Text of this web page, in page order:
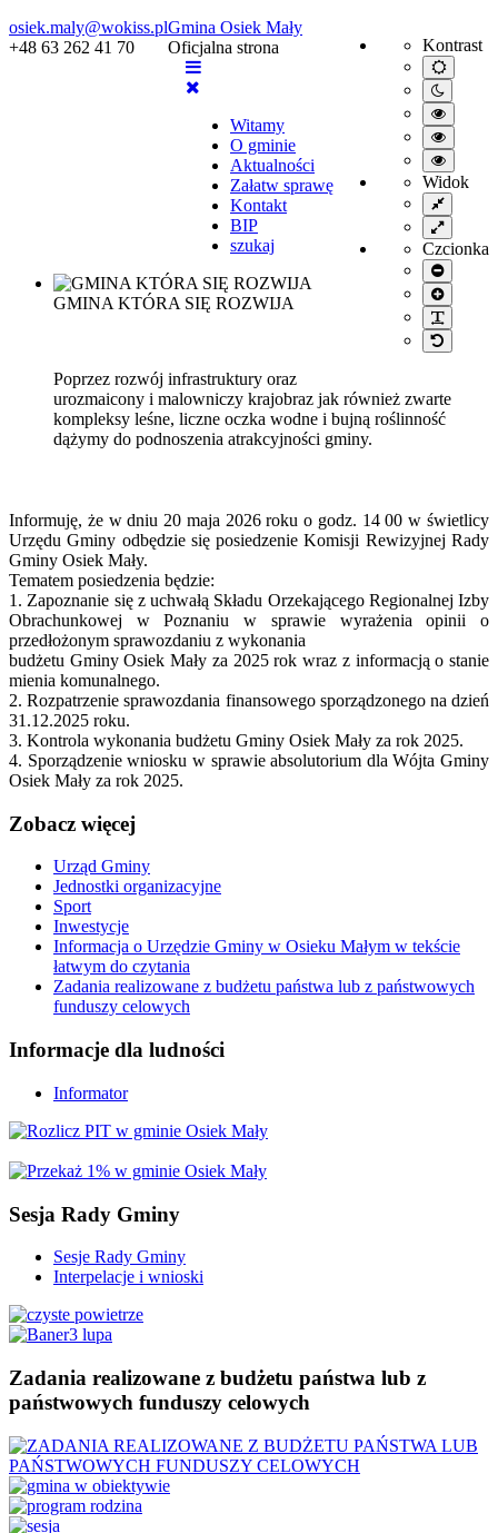
osiek.maly@wokiss.pl
+48 63 262 41 70
Kontrast
Default
mode
Night
mode
High
contrast
black/
mode.
High
contrast
black/
mode.
High
contrast
yellow/
mode.
Widok
Fixed
layout
Wide
layout
Czcionka
Smaller
font
Larger
font
Default
font
Gmina Osiek Mały
Oficjalna strona
Witamy
O gminie
Aktualności
Załatw sprawę
Kontakt
BIP
szukaj
GMINA KTÓRA SIĘ ROZWIJA
Poprzez rozwój infrastruktury oraz
urozmaicony i malowniczy krajobraz jak również zwarte
kompleksy leśne, liczne oczka wodne i bujną roślinność
dążymy do podnoszenia atrakcyjności gminy.
Informuję, że w dniu 20 maja 2026 roku o godz. 14 00 w świetlicy
Urzędu Gminy odbędzie się posiedzenie Komisji Rewizyjnej Rady
Gminy Osiek Mały.
Tematem posiedzenia będzie:
1. Zapoznanie się z uchwałą Składu Orzekającego Regionalnej Izby
Obrachunkowej w Poznaniu w sprawie wyrażenia opinii o
przedłożonym sprawozdaniu z wykonania
budżetu Gminy Osiek Mały za 2025 rok wraz z informacją o stanie
mienia komunalnego.
2. Rozpatrzenie sprawozdania finansowego sporządzonego na dzień
31.12.2025 roku.
3. Kontrola wykonania budżetu Gminy Osiek Mały za rok 2025.
4. Sporządzenie wniosku w sprawie absolutorium dla Wójta Gminy
Osiek Mały za rok 2025.
Zobacz więcej
Urząd Gminy
Jednostki organizacyjne
Sport
Inwestycje
Informacja o Urzędzie Gminy w Osieku Małym w tekście
łatwym do czytania
Zadania realizowane z budżetu państwa lub z państwowych
funduszy celowych
Informacje dla ludności
Informator
Sesja Rady Gminy
Sesje Rady Gminy
Interpelacje i wnioski
Zadania realizowane z budżetu państwa lub z
państwowych funduszy celowych